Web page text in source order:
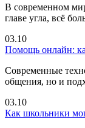
В современном
главе угла, всё
03.10
Помощь онлайн:
Современные
общения, но и
03.10
Как школьники